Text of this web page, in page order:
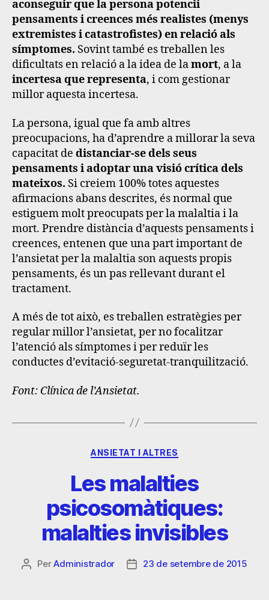
aconseguir que la persona potencii
pensaments i creences més realistes (menys
extremistes i catastrofistes) en relació als
símptomes. Sovint també es treballen les
dificultats en relació a la idea de lamort, a la
incertesa que representa, i com gestionar
millor aquesta incertesa.
La persona, igual que fa amb altres
preocupacions, ha d’aprendre a millorar la seva
capacitat de distanciar-se dels seus
pensaments i adoptar una visió crítica dels
mateixos. Si creiem 100% totes aquestes
afirmacions abans descrites, és normal que
estiguem molt preocupats per la malaltia i la
mort. Prendre distància d’aquests pensaments i
creences, entenen que una part important de
l’ansietat per la malaltia son aquests propis
pensaments, és un pas rellevant durant el
tractament.
A més de tot això, es treballen estratègies per
regular millor l’ansietat, per no focalitzar
l’atenció als símptomes i per reduïr les
conductes d’evitació-seguretat-tranquilització.
Font: Clínica de l’Ansietat.
ANSIETAT I ALTRES
Les malalties
psicosomàtiques:
malalties invisibles
PerAdministrador 23 de setembre de 2015